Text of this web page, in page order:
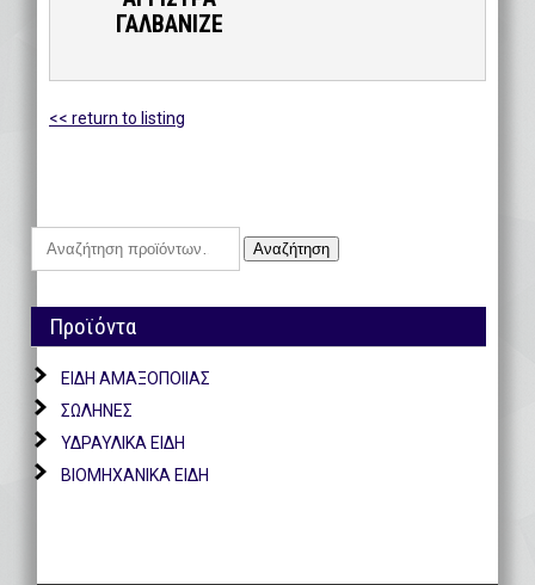
ΓΑΛΒΑΝΙΖΕ
<< return to listing
Αναζήτηση
για:
Αναζήτηση
Προϊόντα
ΕΙΔΗ ΑΜΑΞΟΠΟΙΙΑΣ
ΣΩΛΗΝΕΣ
ΥΔΡΑΥΛΙΚΑ ΕΙΔΗ
ΒΙΟΜΗΧΑΝΙΚΑ ΕΙΔΗ